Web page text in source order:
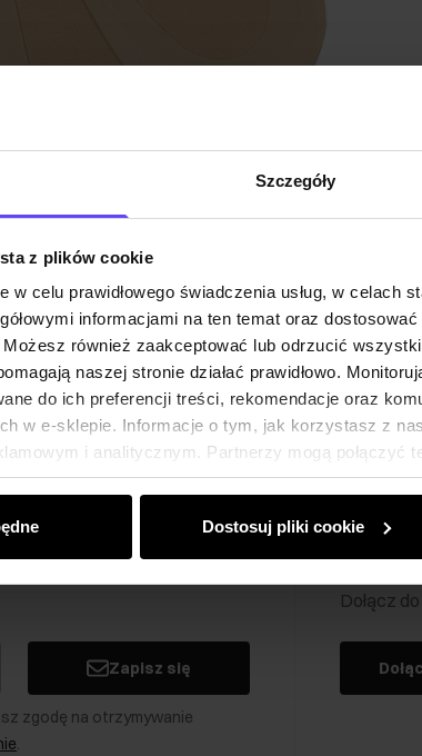
Szczegóły
z plików cookie
w celu prawidłowego świadczenia usług, w celach
informacjami na ten temat oraz
Możesz również zaakceptować lub odrzucić
naszej stronie działać prawidłowo.
do ich preferencji treści, rekomendacje oraz
w e-sklepie. Informacje o tym, jak korzystasz z
i analitycznym. Partnerzy mogą połączyć
podczas korzystania z ich usług.
Dostosuj pliki cookie
Zapisz się
zgodę na otrzymywanie
.
Klub
Dołącz